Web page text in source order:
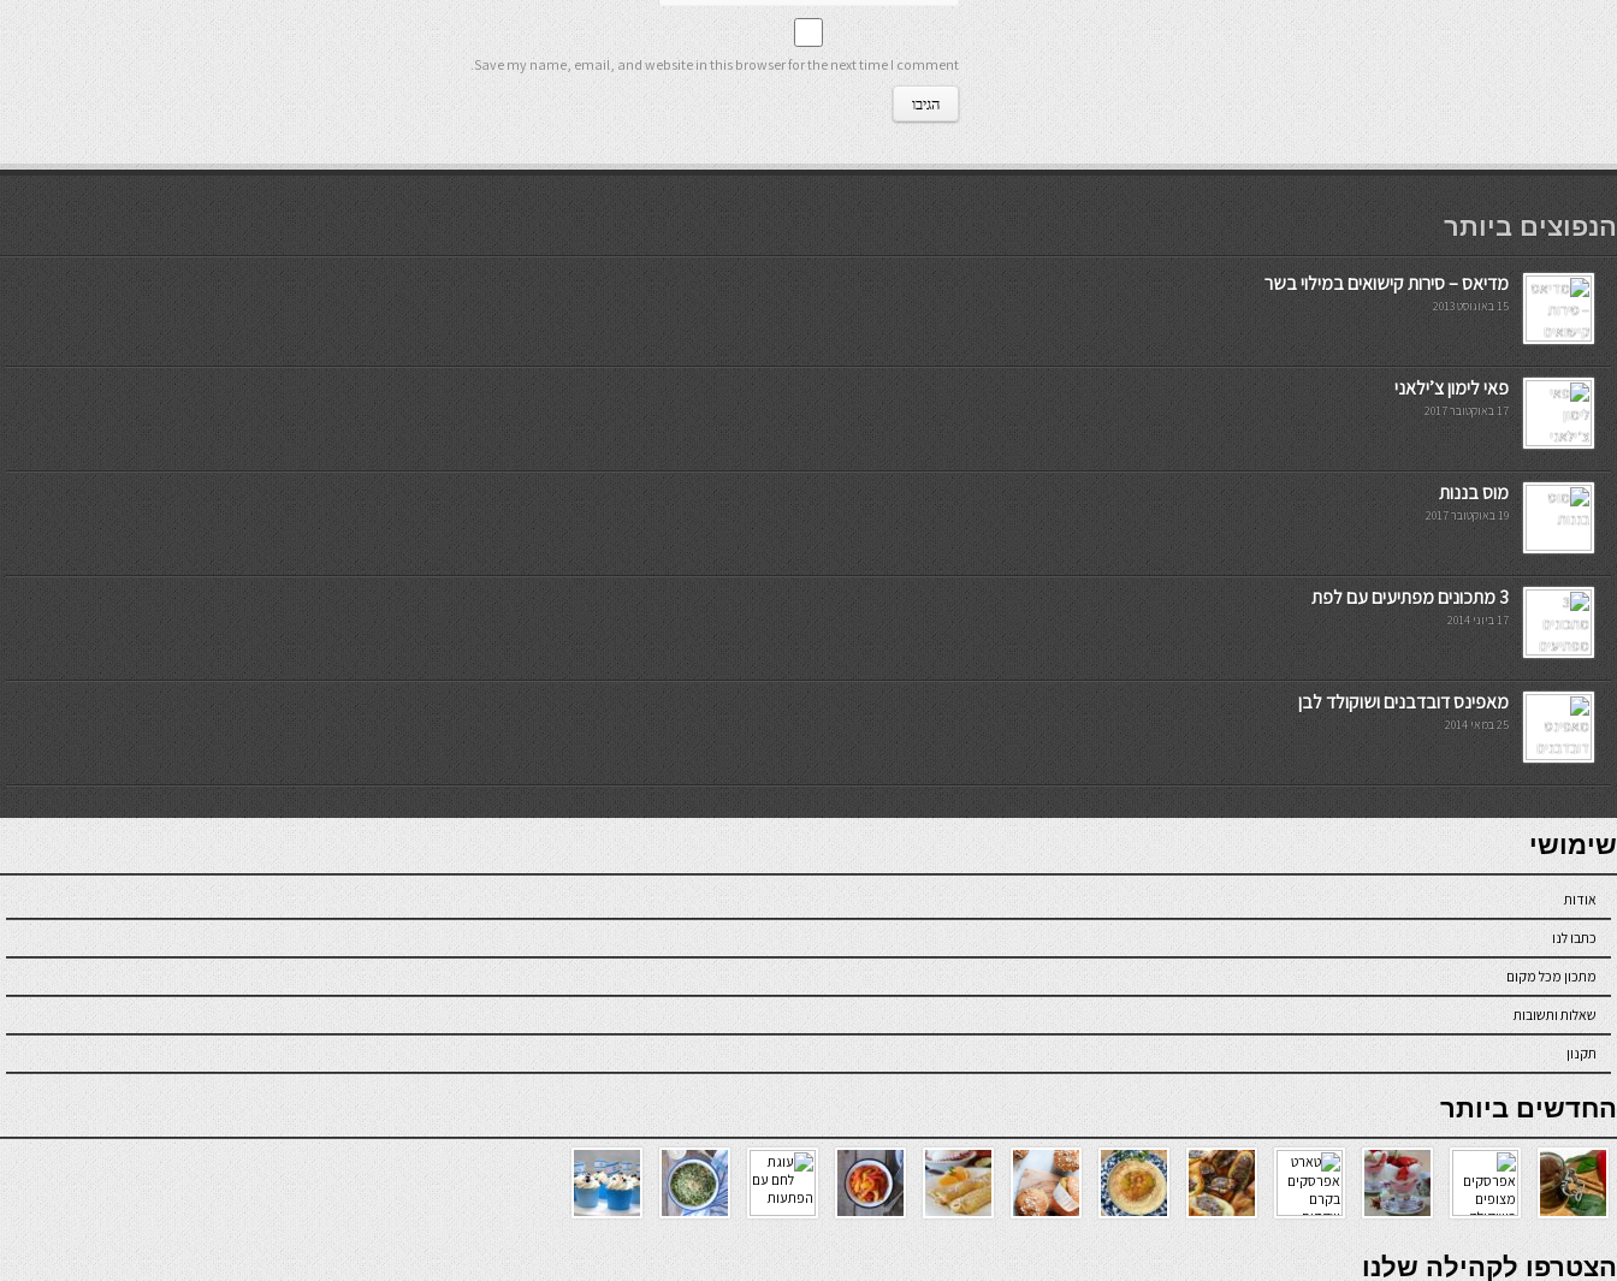
Save my name, email, and website in this browser for the next time I comment.
мостбет кг
הנפוצים ביותר
מדיאס – סירות קישואים במילוי בשר
15 באוגוסט 2013
פאי לימון צ’ילאני
17 באוקטובר 2017
מוס בננות
19 באוקטובר 2017
3 מתכונים מפתיעים עם לפת
17 ביוני 2014
מאפינס דובדבנים ושוקולד לבן
25 במאי 2014
7slots
seriöse online casinos österreich
שימושי
אודות
כתבו לנו
מתכון מכל מקום
שאלות ותשובות
תקנון
online casino
החדשים ביותר
verde casino
הצטרפו לקהילה שלנו